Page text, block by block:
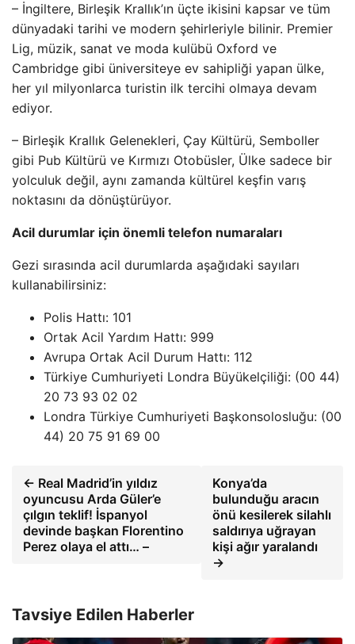
– İngiltere, Birleşik Krallık’ın üçte ikisini kapsar ve tüm
dünyadaki tarihi ve modern şehirleriyle bilinir. Premier
Lig, müzik, sanat ve moda kulübü Oxford ve
Cambridge gibi üniversiteye ev sahipliği yapan ülke,
her yıl milyonlarca turistin ilk tercihi olmaya devam
ediyor.
– Birleşik Krallık Gelenekleri, Çay Kültürü, Semboller
gibi Pub Kültürü ve Kırmızı Otobüsler, Ülke sadece bir
yolculuk değil, aynı zamanda kültürel keşfin varış
noktasını da dönüştürüyor.
Acil durumlar için önemli telefon numaraları
Gezi sırasında acil durumlarda aşağıdaki sayıları
kullanabilirsiniz:
Polis Hattı: 101
Ortak Acil Yardım Hattı: 999
Avrupa Ortak Acil Durum Hattı: 112
Türkiye Cumhuriyeti Londra Büyükelçiliği: (00 44)
20 73 93 02 02
Londra Türkiye Cumhuriyeti Başkonsolosluğu: (00
44) 20 75 91 69 00
← Real Madrid’in yıldız
oyuncusu Arda Güler’e
çılgın teklif! İspanyol
devinde başkan Florentino
Perez olaya el attı… –
Konya’da
bulunduğu aracın
önü kesilerek silahlı
saldırıya uğrayan
kişi ağır yaralandı
→
Tavsiye Edilen Haberler